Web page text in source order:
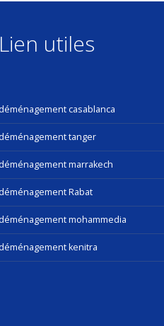
Lien utiles
déménagement casablanca
déménagement tanger
déménagement marrakech
déménagement Rabat
déménagement mohammedia
déménagement kenitra